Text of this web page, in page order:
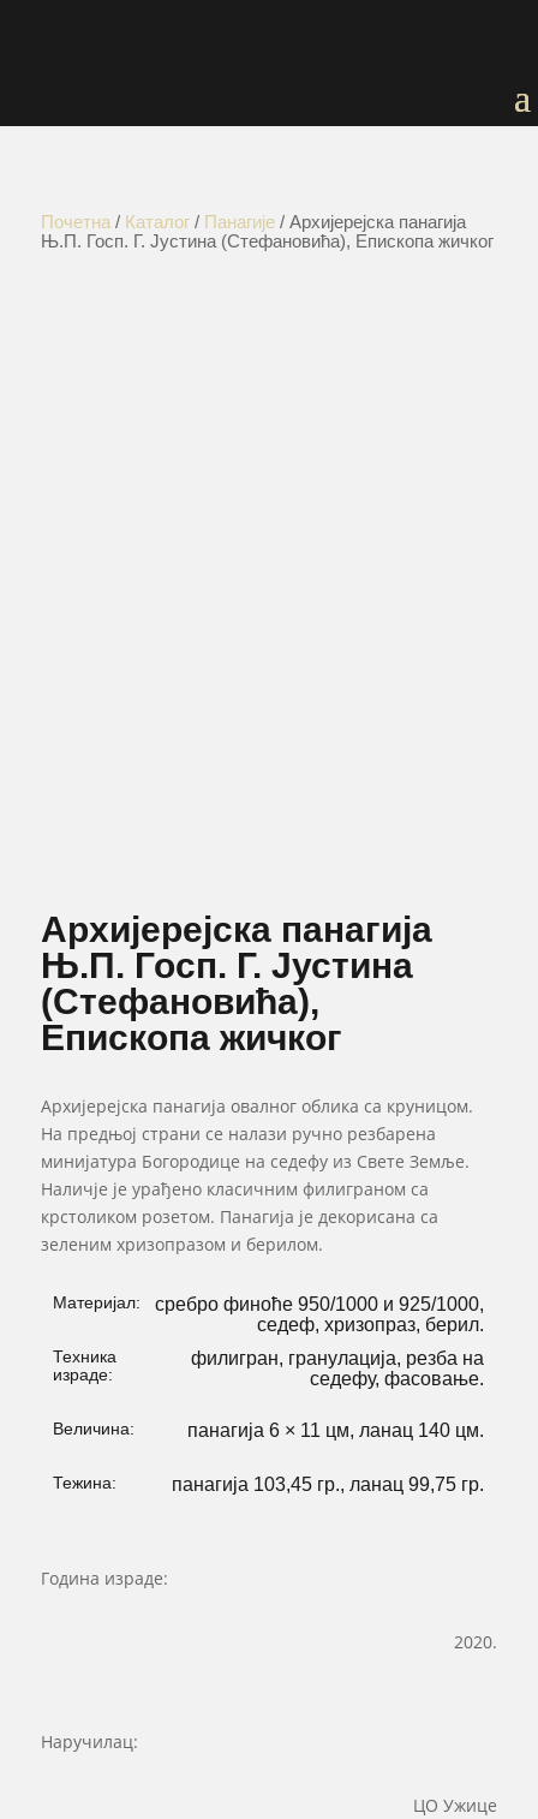
Почетна / Каталог/ Панагије/ Архијерејска панагија
Њ.П. Госп. Г. Јустина (Стефановића), Епископа жичког
Архијерејска панагија
Њ.П. Госп. Г. Јустина
(Стефановића),
Епископа жичког
Архијерејска панагија овалног облика са круницом.
На предњој страни се налази ручно резбарена
минијатура Богородице на седефу из Свете Земље.
Наличје је урађено класичним филиграном са
крстоликом розетом. Панагија је декорисана са
зеленим хризопразом и берилом.
Материјал:
сребро финоће 950/1000 и 925/1000,
седеф, хризопраз, берил.
Техника
израде:
филигран, гранулација, резба на
седефу, фасовање.
Величина: панагија 6 × 11 цм, ланац 140 цм.
Тежина: панагија 103,45 гр., ланац 99,75 гр.
Година израде:
2020.
Наручилац:
ЦО Ужице